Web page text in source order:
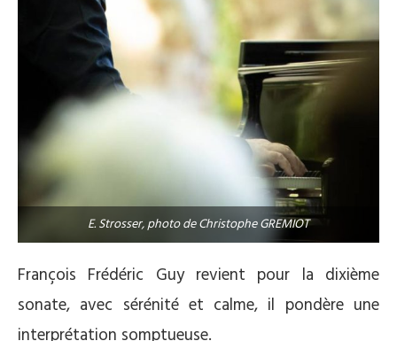
E. Strosser, photo de Christophe GREMIOT
François Frédéric Guy revient pour la dixième
sonate, avec sérénité et calme, il pondère une